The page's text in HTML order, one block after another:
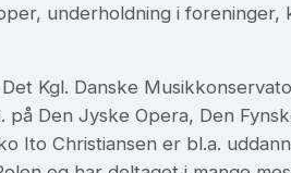
underholdning i foreninger,
Kgl. Danske
Den Jyske Opera, Den
Ito Christiansen er bl.a.